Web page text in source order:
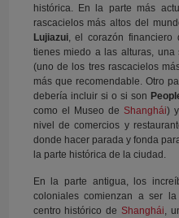
histórica. En la parte más
rascacielos más altos del
Lujiazui, el corazón financiero
tienes miedo a las alturas,
(uno de los tres rascacielos
más que recomendable. Otro
debería incluir si o si son
como el Museo de Shanghái)
nivel de comercios y
donde hacer parada y fonda
la parte histórica de la ciudad.
En la parte antigua, los
coloniales comienzan a ser
centro histórico de Shanghái ,